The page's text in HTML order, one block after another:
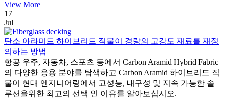
View More
17
Jul
탄소 아라미드 하이브리드 직물이 경량의 고강도 재료를 재정
의하는 방법
항공 우주, 자동차, 스포츠 등에서 Carbon Aramid Hybrid Fabric
의 다양한 응용 분야를 탐색하고 Carbon Aramid 하이브리드 직
물이 현대 엔지니어링에서 고성능, 내구성 및 지속 가능한 솔
루션을위한 최고의 선택 인 이유를 알아보십시오.